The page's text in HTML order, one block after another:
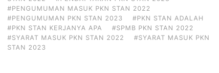
#PENGUMUMAN MASUK PKN STAN 2022
#PENGUMUMAN PKN STAN 2023
#PKN STAN ADALAH
#PKN STAN KERJANYA APA
#SPMB PKN STAN 2022
#SYARAT MASUK PKN STAN 2022
#SYARAT MASUK PKN
STAN 2023